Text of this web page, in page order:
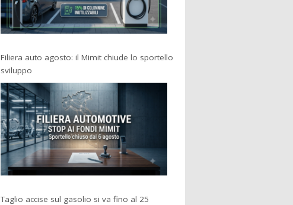
Filiera auto agosto: il Mimit chiude lo sportello
sviluppo
Taglio accise sul gasolio si va fino al 25